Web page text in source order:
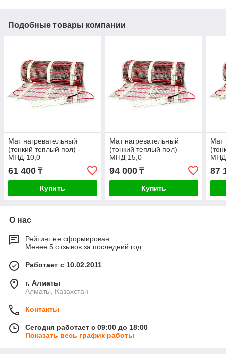
Подобные товары компании
Мат нагревательный
(тонкий теплый пол) -
МНД-10,0
61 400 ₸
Купить
Мат нагревательный
(тонкий теплый пол) -
МНД-15,0
94 000₸
Купить
Мат
87
О нас
Рейтинг не сформирован
Менее 5 отзывов за последний год
Работает с 10.02.2011
г. Алматы
Алматы, Казахстан
Контакты
Сегодня работает с 09:00 до 18:00
Показать весь график работы